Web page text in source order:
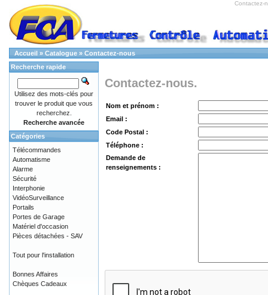
Contactez-
Accueil » Catalogue » Contactez-nous
Contactez-nous.
Nom et prénom :
Email :
Code Postal :
Téléphone :
Demande de
renseignements :
Recherche rapide
Utilisez des mots-clés pour
trouver le produit que vous
recherchez.
Recherche avancée
Catégories
Télécommandes
Automatisme
Alarme
Sécurité
Interphonie
VidéoSurveillance
Portails
Portes de Garage
Matériel d'occasion
Pièces détachées - SAV
Tout pour l'installation
Bonnes Affaires
Chèques Cadeaux